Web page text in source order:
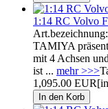
1:14 RC Volvo
TAMIYA
mit 4 Achsen
ist ... mehr >>>
1,095.00 EUR